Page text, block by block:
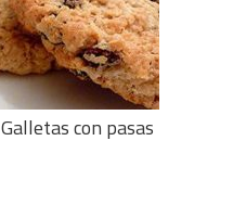
Galletas con pasas